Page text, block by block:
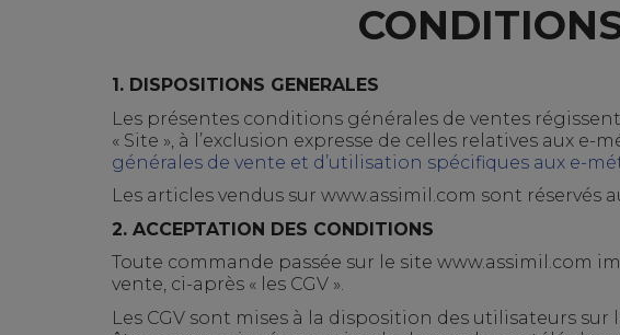
1. DISPOSITIONS GENERALES
Les présentes conditions générales de ventes
« Site », à l’exclusion expresse de celles relatives aux
générales de vente et d’utilisation spécifiques aux e-
Les articles vendus sur www.assimil.com sont réservés
2. ACCEPTATION DES CONDITIONS
Toute commande passée sur le site www.assimil.com
vente, ci-après « les CGV ».
Les CGV sont mises à la disposition des utilisateurs